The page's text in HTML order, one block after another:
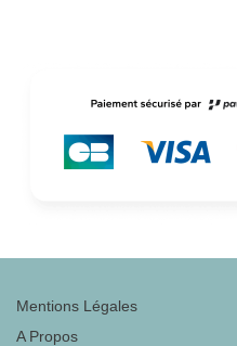
Mentions Légales
A Propos